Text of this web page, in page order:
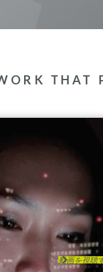
THAT
動画を視聴